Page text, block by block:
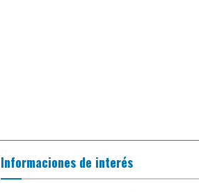
Informaciones de interés